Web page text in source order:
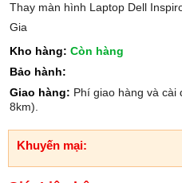
Thay màn hình Laptop Dell
Gia
Kho hàng: Còn hàng
Bảo hành:
Giao hàng: Phí giao hàng và cài
8km).
Khuyến mại: